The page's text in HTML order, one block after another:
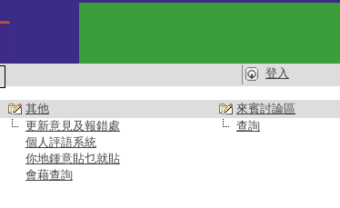
登入
其他
來賓討論區
更新意見及報錯處
查詢
個人評語系統
你地鍾意貼乜就貼
會藉查詢